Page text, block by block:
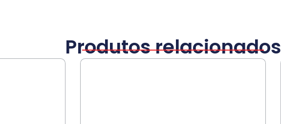
Produtos relacionados